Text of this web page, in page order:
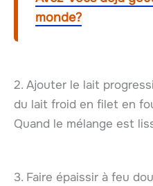
monde?
2. Ajouter le lait
du lait froid en filet en
Quand le mélange est
3. Faire épaissir à feu